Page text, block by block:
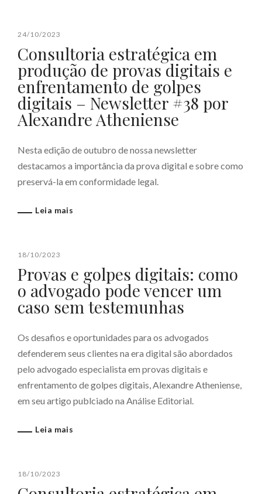
24/10/2023
Consultoria estratégica em
produção de provas digitais e
enfrentamento de golpes
digitais – Newsletter #38 por
Alexandre Atheniense
Nesta edição de outubro de nossa newsletter
destacamos a importância da prova digital e sobre como
preservá-la em conformidade legal.
Leia mais
18/10/2023
Provas e golpes digitais: como
o advogado pode vencer um
caso sem testemunhas
Os desafios e oportunidades para os advogados
defenderem seus clientes na era digital são abordados
pelo advogado especialista em provas digitais e
enfrentamento de golpes digitais, Alexandre Atheniense,
em seu artigo publciado na Análise Editorial.
Leia mais
18/10/2023